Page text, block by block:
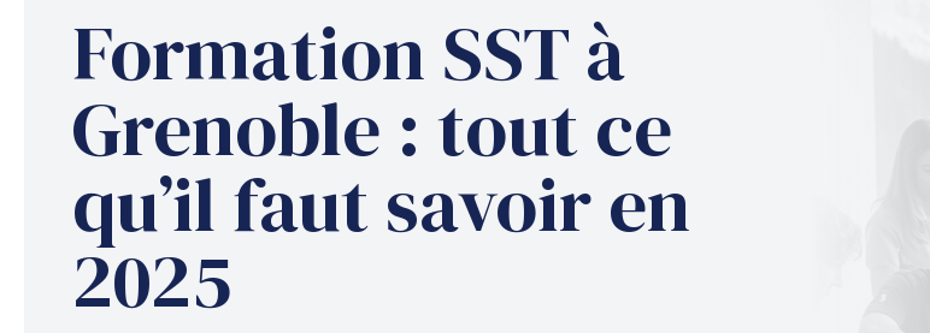
Formation SST à
Grenoble : tout ce
qu’il faut savoir en
2025